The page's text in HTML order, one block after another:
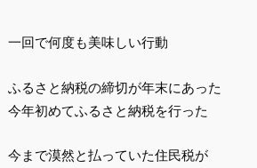
一回で何度も美味しい行動
ふるさと納税の締切が年末にあった
今年初めてふるさと納税を行った
今まで漠然と払っていた住民税が